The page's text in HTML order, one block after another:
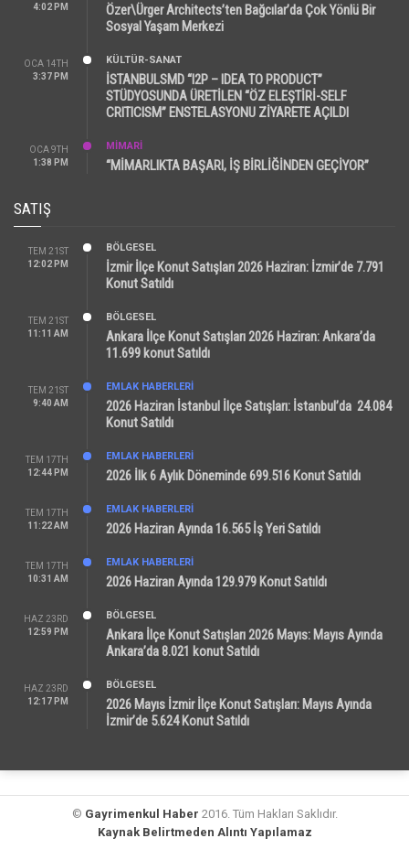
4:02 PM
Özer\Ürger Architects’ten Bağcılar’da Çok Yönlü Bir
Sosyal Yaşam Merkezi
OCA 14TH
3:37 PM
KÜLTÜR-SANAT
İSTANBULSMD “I2P – IDEA TO PRODUCT”
STÜDYOSUNDA ÜRETİLEN “ÖZ ELEŞTİRİ-SELF
CRITICISM” ENSTELASYONU ZİYARETE AÇILDI
OCA 9TH
1:38 PM
MİMARİ
“MİMARLIKTA BAŞARI, İŞ BİRLİĞİNDEN GEÇİYOR”
SATIŞ
TEM 21ST
12:02 PM
BÖLGESEL
İzmir İlçe Konut Satışları 2026 Haziran: İzmir’de 7.791
Konut Satıldı
TEM 21ST
11:11 AM
BÖLGESEL
Ankara İlçe Konut Satışları 2026 Haziran: Ankara’da
11.699 konut Satıldı
TEM 21ST
9:40 AM
EMLAK HABERLERI
2026 Haziran İstanbul İlçe Satışları: İstanbul’da 24.084
Konut Satıldı
TEM 17TH
12:44 PM
EMLAK HABERLERI
2026 İlk 6 Aylık Döneminde 699.516 Konut Satıldı
TEM 17TH
11:22 AM
EMLAK HABERLERI
2026 Haziran Ayında 16.565 İş Yeri Satıldı
TEM 17TH
10:31 AM
EMLAK HABERLERI
2026 Haziran Ayında 129.979 Konut Satıldı
HAZ 23RD
12:59 PM
BÖLGESEL
Ankara İlçe Konut Satışları 2026 Mayıs: Mayıs Ayında
Ankara’da 8.021 konut Satıldı
HAZ 23RD
12:17 PM
BÖLGESEL
2026 Mayıs İzmir İlçe Konut Satışları: Mayıs Ayında
İzmir’de 5.624 Konut Satıldı
© Gayrimenkul Haber 2016. Tüm Hakları Saklıdır.
Kaynak Belirtmeden Alıntı Yapılamaz